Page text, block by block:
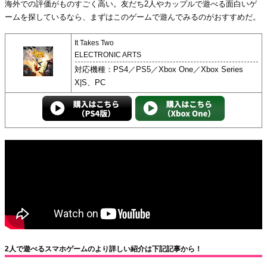
海外での評価がものすごく高い。友だち2人やカップルで遊べる面白いゲ
ームを探しているなら、まずはこのゲームで遊んでみるのがおすすめだ。
It Takes Two
ELECTRONIC ARTS
対応機種：PS4／PS5／Xbox One／Xbox Series
X|S、PC
2人で遊べるスマホゲームのより詳しい紹介は下記記事から！